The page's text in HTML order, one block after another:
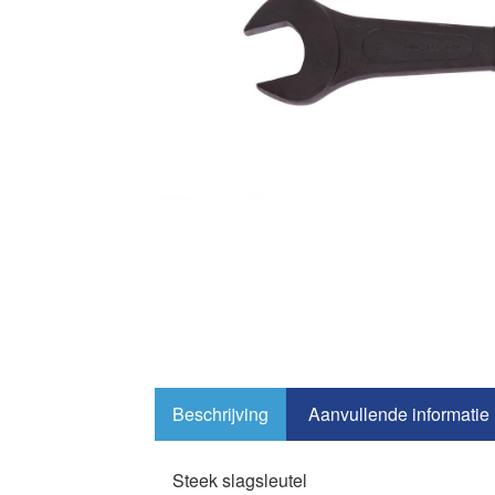
Beschrijving Aanvullende informatie
Steek slagsleutel